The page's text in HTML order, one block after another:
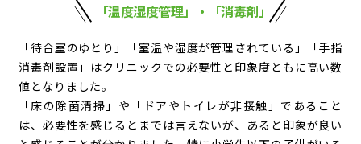
「温度湿度管理」・「消毒剤」
「待合室のゆとり」「室温や湿度が管理されている」「手指
消毒剤設置」はクリニックでの必要性と印象度ともに高い数
値となりました。
「床の除菌清掃」や「ドアやトイレが非接触」であること
は、必要性を感じるとまでは言えないが、あると印象が良い